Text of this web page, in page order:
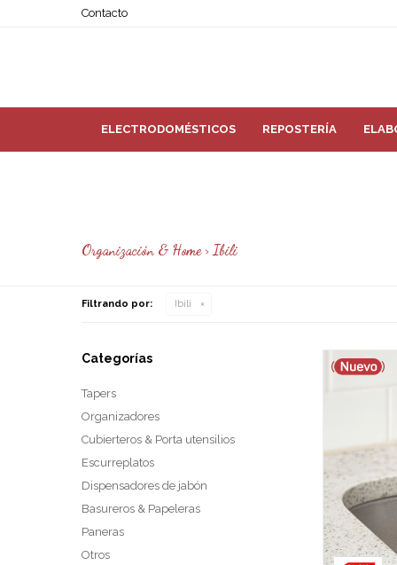
ELECTRODOMÉSTICOS REPOSTERÍA
Contacto
Organización & Home > Ibili
Filtrando por: Ibili
Categorías
Tapers
Organizadores
Cubierteros & Porta utensilios
Escurreplatos
Dispensadores de jabón
Basureros & Papeleras
Paneras
Otros